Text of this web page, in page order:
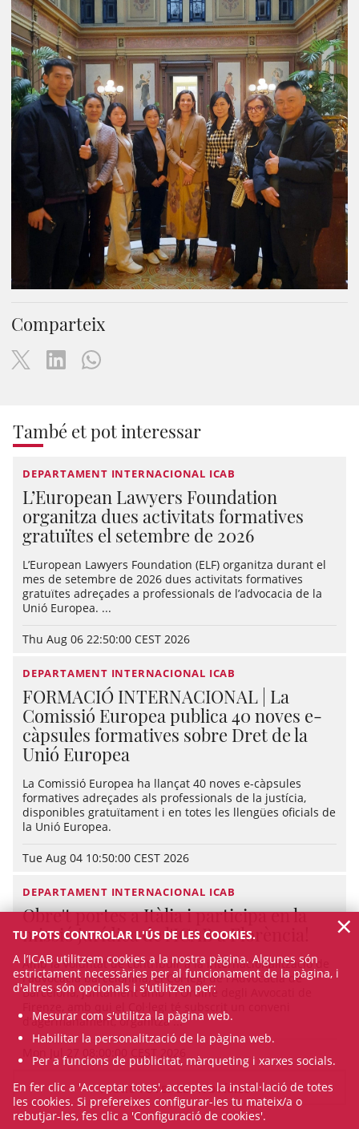
Comparteix
També et pot interessar
DEPARTAMENT INTERNACIONAL ICAB
L’European Lawyers Foundation
organitza dues activitats formatives
gratuïtes el setembre de 2026
L’European Lawyers Foundation (ELF) organitza durant el
mes de setembre de 2026 dues activitats formatives
gratuïtes adreçades a professionals de l’advocacia de la
Unió Europea. ...
Thu Aug 06 22:50:00 CEST 2026
DEPARTAMENT INTERNACIONAL ICAB
FORMACIÓ INTERNACIONAL | La
Comissió Europea publica 40 noves e-
càpsules formatives sobre Dret de la
Unió Europea
La Comissió Europea ha llançat 40 noves e-càpsules
formatives adreçades als professionals de la justícia,
disponibles gratuïtament i en totes les llengües oficials de
la Unió Europea.
Tue Aug 04 10:50:00 CEST 2026
DEPARTAMENT INTERNACIONAL ICAB
Obre't portes a Itàlia i participa en la
missió jurídica de l'ICAB a Florència!
Amb la voluntat de contribuir a la internacionalització de
l'advocacia barcelonina, el Col·legi de l'Advocacia de
Barcelona, juntament amb i l'Ordine degli Avvocati de
d’agermanament, organitza ...
Mon Jul 27 08:00:00 CEST 2026
VEURE TOTES LES NOTÍCIES
TU POTS CONTROLAR L'ÚS DE LES COOKIES.
A l’ICAB utilitzem cookies a la nostra pàgina. Algunes són
estrictament necessàries per al funcionament de la pàgina, i
d'altres són opcionals i s'utilitzen per:
Mesurar com s'utilitza la pàgina web.
Habilitar la personalització de la pàgina web.
Per a funcions de publicitat, màrqueting i xarxes socials.
En fer clic a 'Acceptar totes', acceptes la instal·lació de totes
les cookies. Si prefereixes configurar-les tu mateix/a o
rebutjar-les, fes clic a 'Configuració de cookies'.
×